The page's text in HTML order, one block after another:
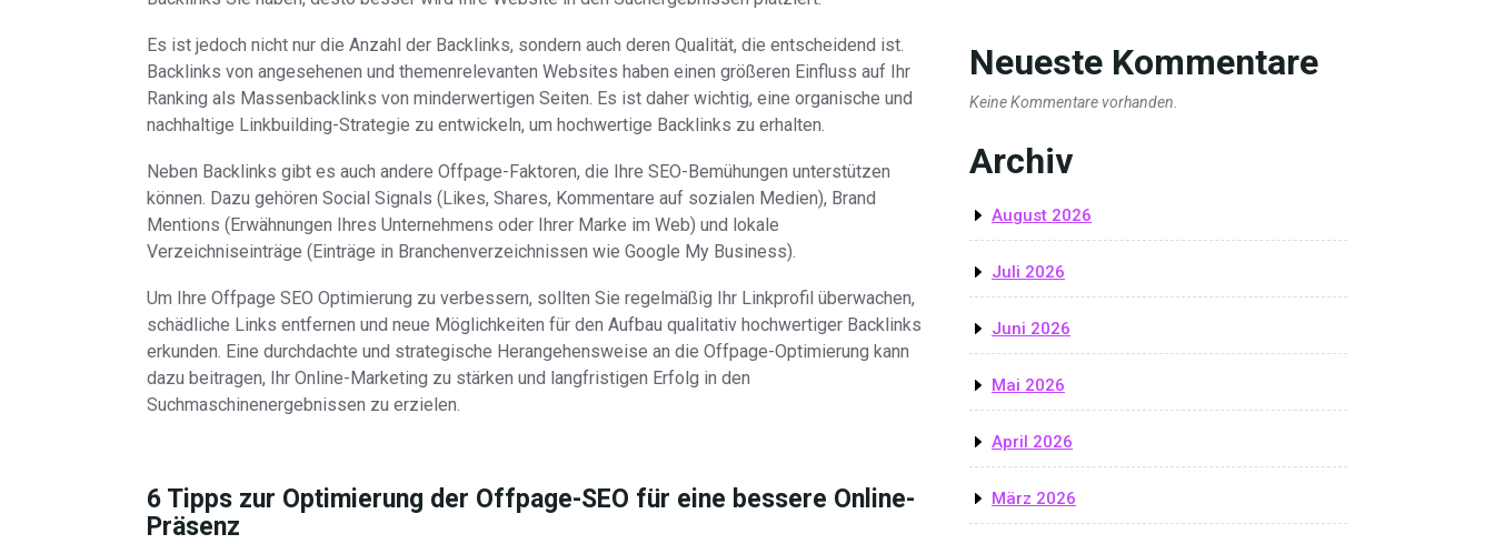
Es ist jedoch nicht nur die Anzahl der Backlinks, sondern auch deren Qualität, die entscheidend ist.
Backlinks von angesehenen und themenrelevanten Websites haben einen größeren Einfluss auf Ihr
Ranking als Massenbacklinks von minderwertigen Seiten. Es ist daher wichtig, eine organische und
nachhaltige Linkbuilding-Strategie zu entwickeln, um hochwertige Backlinks zu erhalten.
Neben Backlinks gibt es auch andere Offpage-Faktoren, die Ihre SEO-Bemühungen unterstützen
können. Dazu gehören Social Signals (Likes, Shares, Kommentare auf sozialen Medien), Brand
Mentions (Erwähnungen Ihres Unternehmens oder Ihrer Marke im Web) und lokale
Verzeichniseinträge (Einträge in Branchenverzeichnissen wie Google My Business).
Um Ihre Offpage SEO Optimierung zu verbessern, sollten Sie regelmäßig Ihr Linkprofil überwachen,
schädliche Links entfernen und neue Möglichkeiten für den Aufbau qualitativ hochwertiger Backlinks
erkunden. Eine durchdachte und strategische Herangehensweise an die Offpage-Optimierung kann
dazu beitragen, Ihr Online-Marketing zu stärken und langfristigen Erfolg in den
Suchmaschinenergebnissen zu erzielen.
6 Tipps zur Optimierung der Offpage-SEO für eine bessere Online-
Präsenz
Neueste Kommentare
Keine Kommentare vorhanden.
Archiv
August 2026
Juli 2026
Juni 2026
Mai 2026
April 2026
März 2026